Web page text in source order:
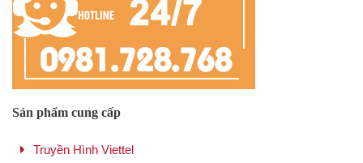
Sản phẩm cung cấp
Truyền Hình Viettel